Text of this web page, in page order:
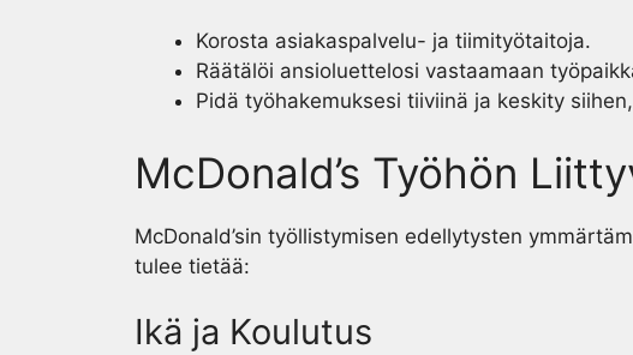
Korosta asiakaspalvelu- ja tiimityötaitoja.
Räätälöi ansioluettelosi vastaamaan
Pidä työhakemuksesi tiiviinä ja keskity
McDonald’s Työhön
McDonald’sin työllistymisen edellytysten
tulee tietää:
Ikä ja Koulutus